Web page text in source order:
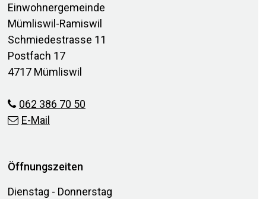
Einwohnergemeinde
Mümliswil-Ramiswil
Schmiedestrasse 11
Postfach 17
4717 Mümliswil
062 386 70 50
E-Mail
Öffnungszeiten
Dienstag - Donnerstag